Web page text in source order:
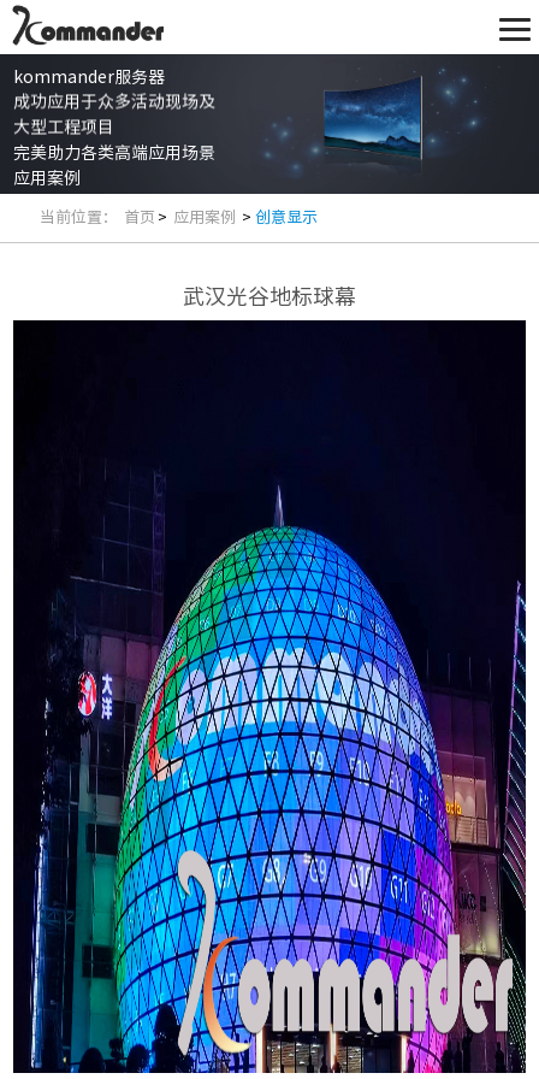
kommander服务器
成功应用于众多活动现场及
大型工程项目
完美助力各类高端应用场景
应用案例
当前位置： 首页 > 应用案例 >创意显示
武汉光谷地标球幕